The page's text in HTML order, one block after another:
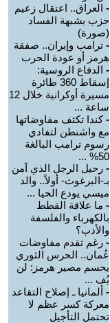
- العراق.. اعتقال زعيم
حزب بشبهة الفساد
(صورة)
- ترامب وإيران.. صفقة
هرمز أو عودة الحرب
- الدفاع الروسية:
إسقاط 360 طائرة
مسيرة أوكرانية خلال 12
ساعة ...
-كندا تكثف مفاوضاتها
مع واشنطن لتفادي
رسوم ترامب البالغة
50% ...
- رحيل الرجل الذي آمن
بـ-البرغوث- أولاً.. والد
ميسي يودع الحيا ...
- ما علاقة القطط
بالكهرباء والفلسفة
والأدب؟
- رغم تقدم مفاوضات
عُمان.. الحرس الثوري
يحسم مصير هرمز: لن
يُف ...
- ألمانيا ـ إصلاح التقاعد
معركة كسر عظم لا
تحتمل التأجيل